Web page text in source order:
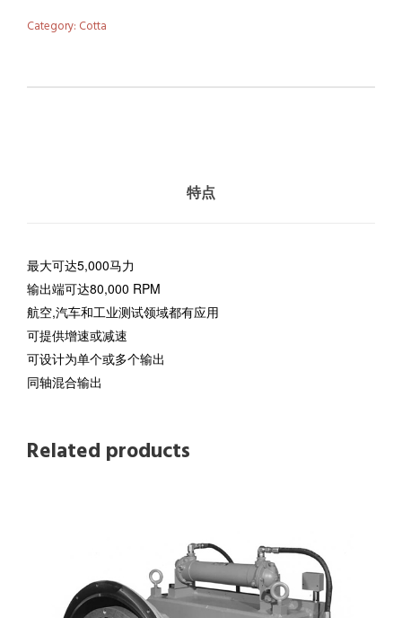
Category: Cotta
特点
最大可达5,000马力
输出端可达80,000 RPM
航空,汽车和工业测试领域都有应用
可提供增速或减速
可设计为单个或多个输出
同轴混合输出
Related products